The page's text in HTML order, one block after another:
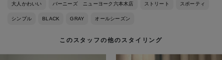
大人かわいい バーニーズ ニューヨーク六本木店 ストリート スポーティ
シンプル BLACK GRAY オールシーズン
このスタッフの他のスタイリング